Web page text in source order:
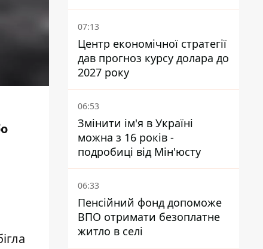
втекли з України - Bihus.info
07:13
Центр економічної стратегії
дав прогноз курсу долара до
2027 року
06:53
Змінити ім'я в Україні
можна з 16 років -
подробиці від Мін'юсту
06:33
Пенсійний фонд допоможе
ВПО отримати безоплатне
житло в селі